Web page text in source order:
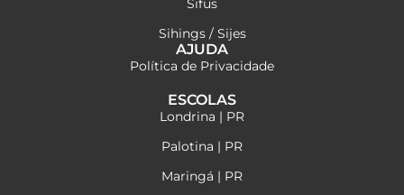
Sihings / Sijes
AJUDA
Política de Privacidade
ESCOLAS
Londrina | PR
Palotina | PR
Maringá | PR